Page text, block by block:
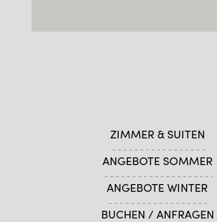
ZIMMER & SUITEN
ANGEBOTE SOMMER
ANGEBOTE WINTER
BUCHEN / ANFRAGEN